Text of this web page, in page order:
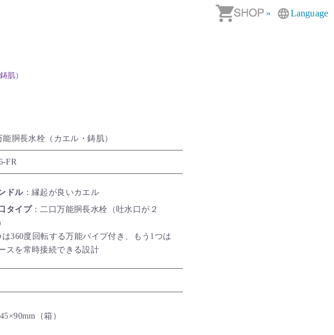
» Language
肌）
能胴長水栓（カエル・鋳肌）
FR
ドル：縁起が良いカエル
タイプ：二口万能胴長水栓（吐水口が２
は360度回転する万能パイプ付き、もう1つは
スを常時接続できる設計
（箱）